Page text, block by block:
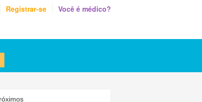
Registrar-se Você é médico?